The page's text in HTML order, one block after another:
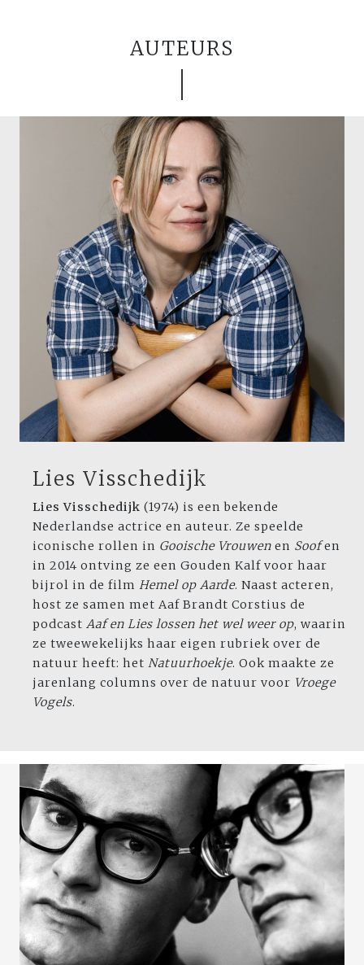
AUTEURS
Lies Visschedijk
Lies Visschedijk (1974) is een bekende
Nederlandse actrice en auteur. Ze speelde
iconische rollen in Gooische Vrouwen en Soofen
in 2014 ontving ze een Gouden Kalf voor haar
bijrol in de film Hemel op Aarde. Naast acteren,
host ze samen met Aaf Brandt Corstius de
podcast Aaf en Lies lossen het wel weer op, waarin
ze tweewekelijks haar eigen rubriek over de
natuur heeft: het Natuurhoekje. Ook maakte ze
jarenlang columns over de natuur voor Vroege
Vogels.